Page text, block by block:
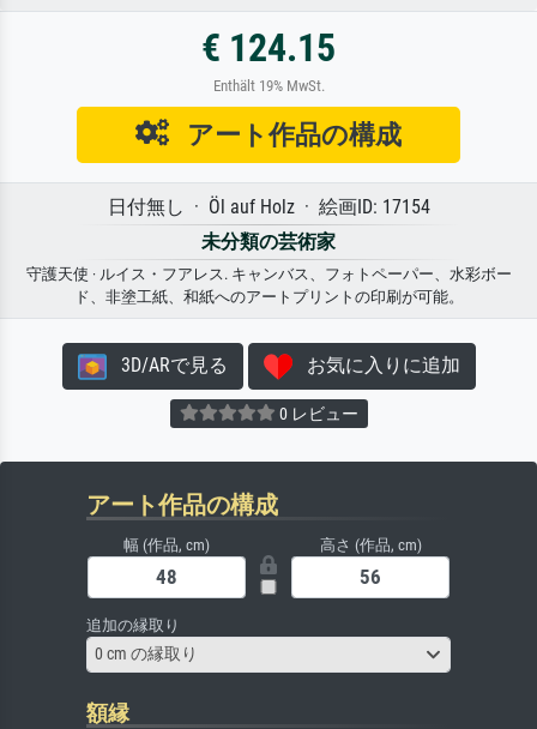
€ 124.15
Enthält 19% MwSt.
アート作品の構成
日付無し · Öl auf Holz · 絵画ID: 17154
未分類の芸術家
守護天使 · ルイス・フアレス. キャンバス、フォトペーパー、水彩ボー
ド、非塗工紙、和紙へのアートプリントの印刷が可能。
3D/ARで見る お気に入りに追加
0 レビュー
アート作品の構成
幅 (作品, cm) 高さ (作品, cm)
追加の縁取り
0 cm の縁取り
額縁